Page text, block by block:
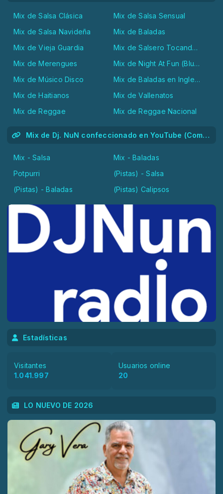
Mix de Salsa Clásica
Mix de Salsa Sensual
Mix de Salsa Navideña
Mix de Baladas
Mix de Vieja Guardia
Mix de Salsero Tocando Boleros
Mix de Merengues
Mix de Night At Fun (Blues, Soul and Ballds)
Mix de Músico Disco
Mix de Baladas en Ingles (Ballds)
Mix de Haitianos
Mix de Vallenatos
Mix de Reggae
Mix de Reggae Nacional
Mix de Dj. NuN confeccionado en YouTube (Combos Nacionales)
Mix - Salsa
Mix - Baladas
Potpurri
(Pistas) - Salsa
(Pistas) - Baladas
(Pistas) Calipsos
Estadísticas
Visitantes
1.041.997
Usuarios online
20
LO NUEVO DE 2026